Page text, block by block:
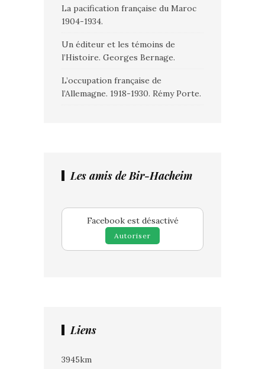
La pacification française du Maroc
1904-1934.
Un éditeur et les témoins de
l’Histoire. Georges Bernage.
L’occupation française de
l’Allemagne. 1918-1930. Rémy Porte.
Les amis de Bir-Hacheim
Facebook est désactivé
Autoriser
Liens
3945km